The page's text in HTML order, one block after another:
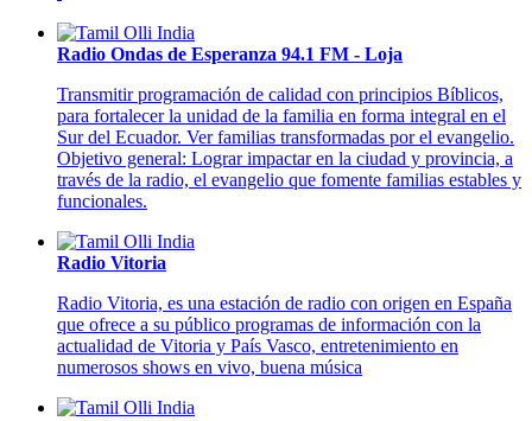
Radio Ondas de Esperanza 94.1 FM - Loja
Transmitir programación de calidad con principios Bíblicos,
para fortalecer la unidad de la familia en forma integral en el
Sur del Ecuador. Ver familias transformadas por el evangelio.
Objetivo general: Lograr impactar en la ciudad y provincia, a
través de la radio, el evangelio que fomente familias estables y
funcionales.
Radio Vitoria
Radio Vitoria, es una estación de radio con origen en España
que ofrece a su público programas de información con la
actualidad de Vitoria y País Vasco, entretenimiento en
numerosos shows en vivo, buena música